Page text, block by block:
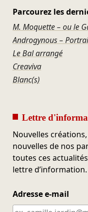
Parcourez les
M. Moquette – ou le
Androgynous –
Le Bal arrangé
Creaviva
Blanc(s)
Lettre
Nouvelles
nouvelles de nos
toutes ces
lettre d’information.
Adresse e-mail